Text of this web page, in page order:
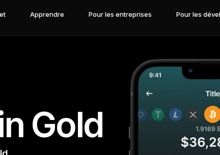
Apprendre Pour les entreprises Pour les
Gold